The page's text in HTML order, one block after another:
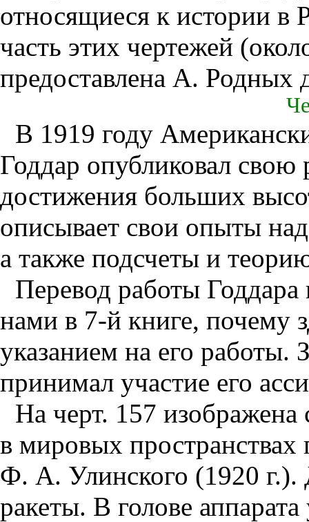
относящиеся к истории в
часть этих чертежей
предоставлена А. Родных
В 1919 году
Годдар опубликовал свою
достижения больших
описывает свои опыты
а также подсчеты и
Перевод работы Годдара
нами в 7-й книге, почему
указанием на его работы.
принимал участие его
На черт. 157 изображена
в мировых пространствах
Ф. А. Улинского (1920
ракеты. В голове